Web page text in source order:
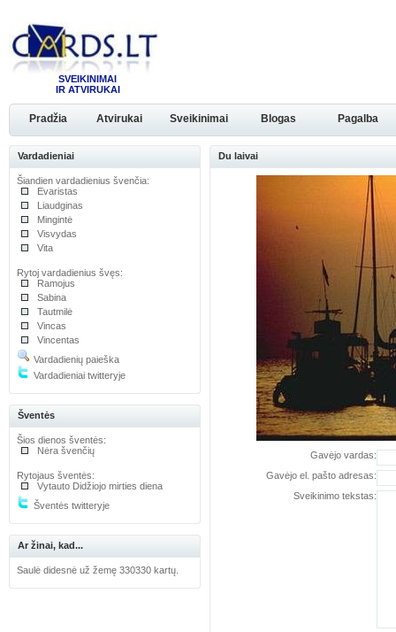
SVEIKINIMAI
IR ATVIRUKAI
Pradžia Atvirukai Sveikinimai Blogas Pagalba
Vardadieniai
Šiandien vardadienius švenčia:
Evaristas
Liaudginas
Mingintė
Visvydas
Vita
Rytoj vardadienius švęs:
Ramojus
Sabina
Tautmilė
Vincas
Vincentas
Vardadienių paieška
Vardadieniai twitteryje
Šventės
Šios dienos šventės:
Nėra švenčių
Rytojaus šventės:
Vytauto Didžiojo mirties diena
Šventės twitteryje
Ar žinai, kad...
Saulė didesnė už žemę 330330 kartų.
Du laivai
Gavėjo vardas:
Gavėjo el. pašto adresas:
Sveikinimo tekstas: